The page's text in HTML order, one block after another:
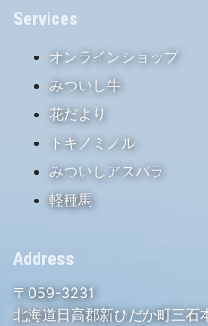
Services
オンラインショップ
みついし牛
花だより
トキノミノル
みついしアスパラ
軽種馬
Address
〒059-3231
北海道日高郡新ひだか町三石